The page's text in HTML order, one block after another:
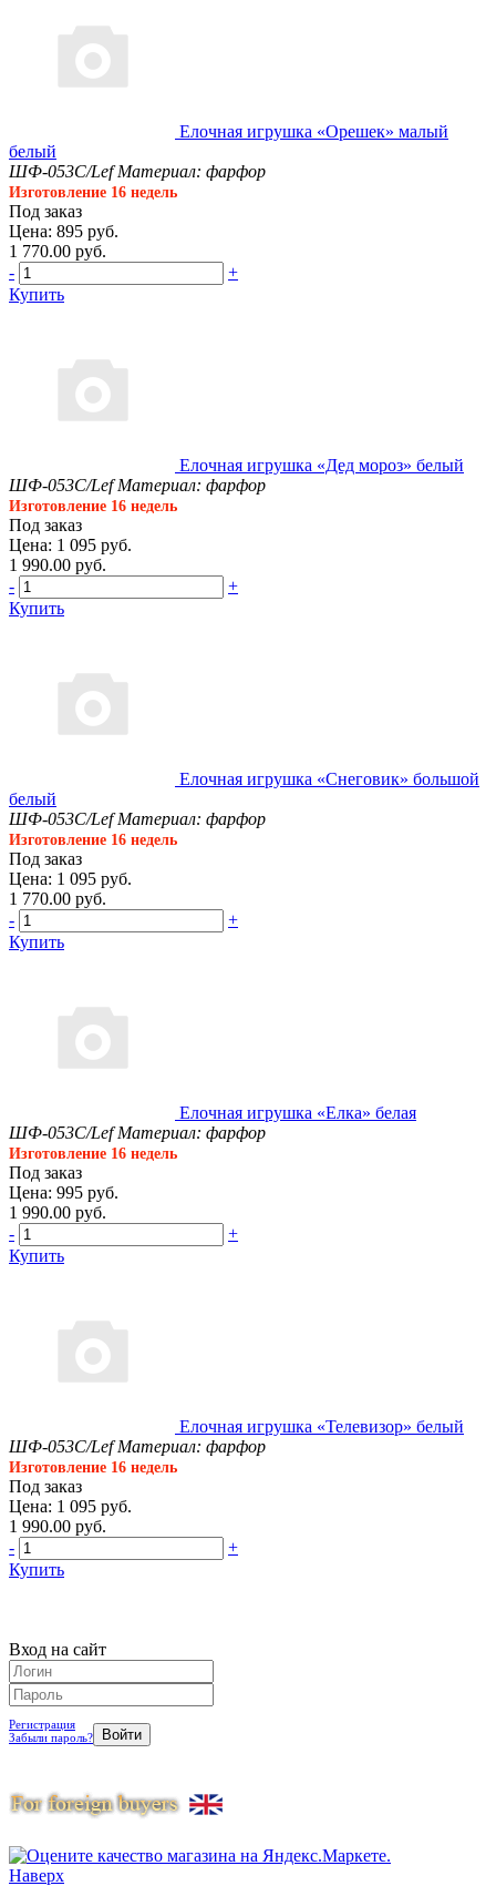
Елочная игрушка «Орешек» малый
белый
ШФ-053С/Lef Материал: фарфор
Изготовление 16 недель
Под заказ
Цена: 895 руб.
1 770.00 руб.
-
+
Купить
Елочная игрушка «Дед мороз» белый
ШФ-053С/Lef Материал: фарфор
Изготовление 16 недель
Под заказ
Цена: 1 095 руб.
1 990.00 руб.
-
+
Купить
Елочная игрушка «Снеговик» большой
белый
ШФ-053С/Lef Материал: фарфор
Изготовление 16 недель
Под заказ
Цена: 1 095 руб.
1 770.00 руб.
-
+
Купить
Елочная игрушка «Елка» белая
ШФ-053С/Lef Материал: фарфор
Изготовление 16 недель
Под заказ
Цена: 995 руб.
1 990.00 руб.
-
+
Купить
Елочная игрушка «Телевизор» белый
ШФ-053С/Lef Материал: фарфор
Изготовление 16 недель
Под заказ
Цена: 1 095 руб.
1 990.00 руб.
-
+
Купить
Вход на сайт
Регистрация
Забыли пароль?
Наверх